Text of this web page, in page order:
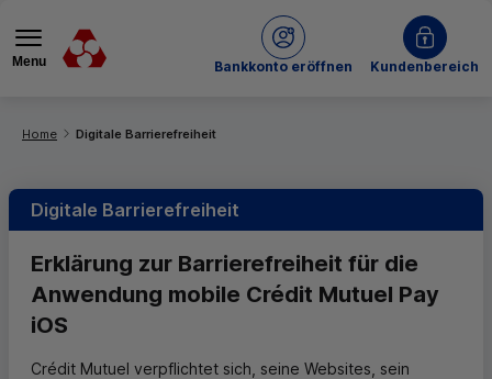
Menu Bankkonto eröffnen
bei Crédit MutuelKundenbereich
Home Digitale Barrierefreiheit
Digitale Barrierefreiheit
Erklärung zur Barrierefreiheit für die
Anwendung mobile Crédit Mutuel Pay
iOS
Crédit Mutuel verpflichtet sich, seine Websites, sein